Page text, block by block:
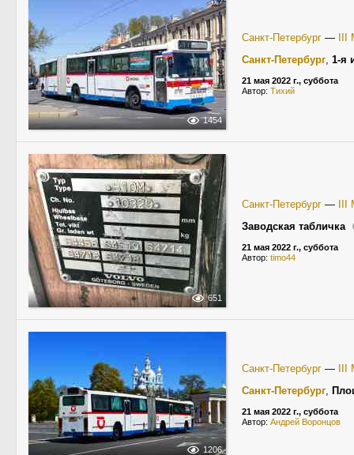
1454
Санкт-Петербург —
Санкт-Петербург, 1-я
21 мая 2022 г., суббота
Автор: Тихий
651
Санкт-Петербург —
Заводская табличка
21 мая 2022 г., суббота
Автор: timo44
1206
Санкт-Петербург —
Санкт-Петербург,
21 мая 2022 г., суббота
Автор: Андрей Воронцов